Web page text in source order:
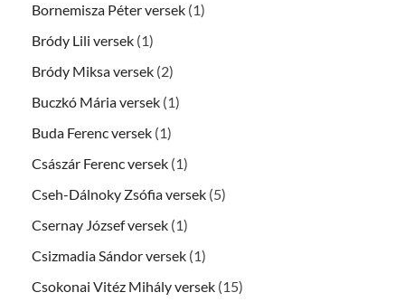
Bornemisza Péter versek (1)
Bródy Lili versek (1)
Bródy Miksa versek (2)
Buczkó Mária versek (1)
Buda Ferenc versek (1)
Császár Ferenc versek (1)
Cseh-Dálnoky Zsófia versek (5)
Csernay József versek (1)
Csizmadia Sándor versek (1)
Csokonai Vitéz Mihály versek (15)